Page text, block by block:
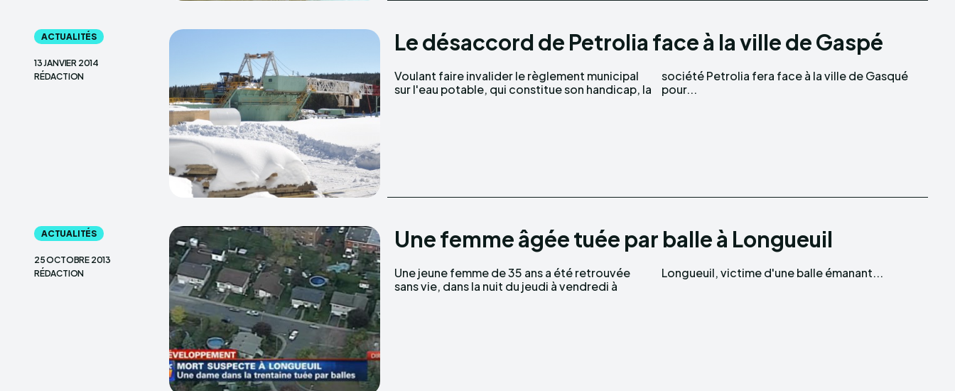
ACTUALITÉS
13 JANVIER 2014
RÉDACTION
Le désaccord de Petrolia face à la ville de Gaspé
Voulant faire invalider le règlement municipal
sur l'eau potable, qui constitue son handicap, la
société Petrolia fera face à la ville de Gasqué
pour...
ACTUALITÉS
25 OCTOBRE 2013
RÉDACTION
Une femme âgée tuée par balle à Longueuil
Une jeune femme de 35 ans a été retrouvée
sans vie, dans la nuit du jeudi à vendredi à
Longueuil, victime d'une balle émanant...